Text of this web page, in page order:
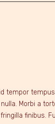
tempor
Morbi a
finibus.